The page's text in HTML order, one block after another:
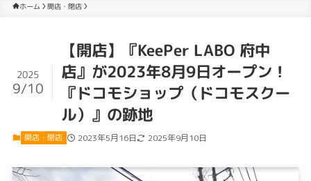
ホーム 開店・閉店
【開店】『KeePer LABO 府中
店』が2023年8月9日オープン！
『ドコモショップ（ドコモスクー
ル）』の跡地
2025
9/10
開店・閉店 2023年5月16日 2025年9月10日